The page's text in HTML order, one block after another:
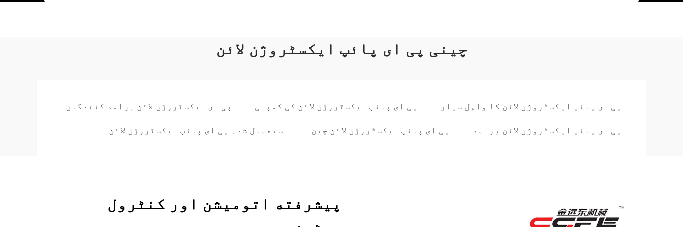
چینی پی ای پائپ ایکسٹروژن لائن
پی ای پائپ ایکسٹروژن لائن کا واہل سیلر پی ای پائپ ایکسٹروژن لائن کی کمپنی پی ای ایکسٹروژن لائن برآمد کنندگان
پی ای پائپ ایکسٹروژن لائن برآمد پی ای پائپ ایکسٹروژن لائن چین استعمال شدہ پی ای پائپ ایکسٹروژن لائن
پیشرفته اتومیشن اور کنٹرول